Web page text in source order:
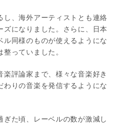
し、海外アーティストとも連絡
ズになりました。さらに、日本
ル同様のものが使えるようにな
っていました。
評論家まで、様々な音楽好き
わりの音楽を発信するようにな
ぎた頃、レーベルの数が激減し